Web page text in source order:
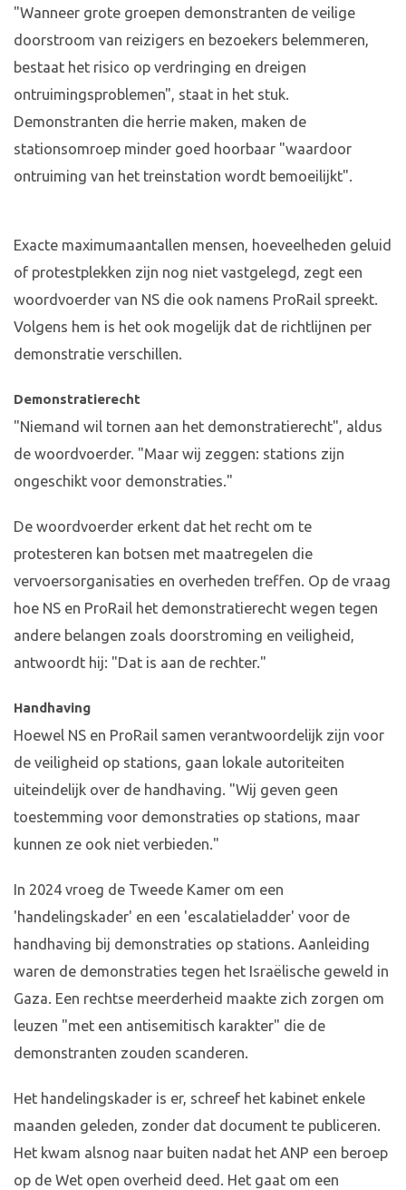
"Wanneer grote groepen demonstranten de veilige
doorstroom van reizigers en bezoekers belemmeren,
bestaat het risico op verdringing en dreigen
ontruimingsproblemen", staat in het stuk.
Demonstranten die herrie maken, maken de
stationsomroep minder goed hoorbaar "waardoor
ontruiming van het treinstation wordt bemoeilijkt".
Exacte maximumaantallen mensen, hoeveelheden geluid
of protestplekken zijn nog niet vastgelegd, zegt een
woordvoerder van NS die ook namens ProRail spreekt.
Volgens hem is het ook mogelijk dat de richtlijnen per
demonstratie verschillen.
Demonstratierecht
"Niemand wil tornen aan het demonstratierecht", aldus
de woordvoerder. "Maar wij zeggen: stations zijn
ongeschikt voor demonstraties."
De woordvoerder erkent dat het recht om te
protesteren kan botsen met maatregelen die
vervoersorganisaties en overheden treffen. Op de vraag
hoe NS en ProRail het demonstratierecht wegen tegen
andere belangen zoals doorstroming en veiligheid,
antwoordt hij: "Dat is aan de rechter."
Handhaving
Hoewel NS en ProRail samen verantwoordelijk zijn voor
de veiligheid op stations, gaan lokale autoriteiten
uiteindelijk over de handhaving. "Wij geven geen
toestemming voor demonstraties op stations, maar
kunnen ze ook niet verbieden."
In 2024 vroeg de Tweede Kamer om een
'handelingskader' en een 'escalatieladder' voor de
handhaving bij demonstraties op stations. Aanleiding
waren de demonstraties tegen het Israëlische geweld in
Gaza. Een rechtse meerderheid maakte zich zorgen om
leuzen "met een antisemitisch karakter" die de
demonstranten zouden scanderen.
Het handelingskader is er, schreef het kabinet enkele
maanden geleden, zonder dat document te publiceren.
Het kwam alsnog naar buiten nadat het ANP een beroep
op de Wet open overheid deed. Het gaat om een